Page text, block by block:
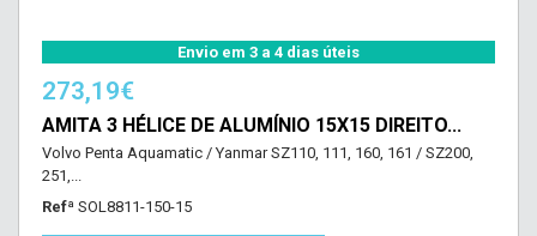
Envio em 3 a 4 dias úteis
273,19€
AMITA 3 HÉLICE DE ALUMÍNIO 15X15 DIREITO...
Volvo Penta Aquamatic / Yanmar SZ110, 111, 160, 161 / SZ200,
251,...
Refª SOL8811-150-15